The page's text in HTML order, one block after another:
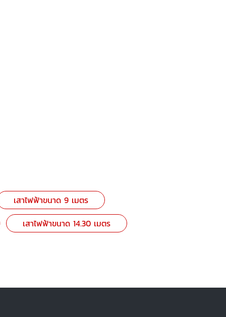
เสาไฟฟ้าขนาด 9 เมตร
เสาไฟฟ้าขนาด 14.30 เมตร